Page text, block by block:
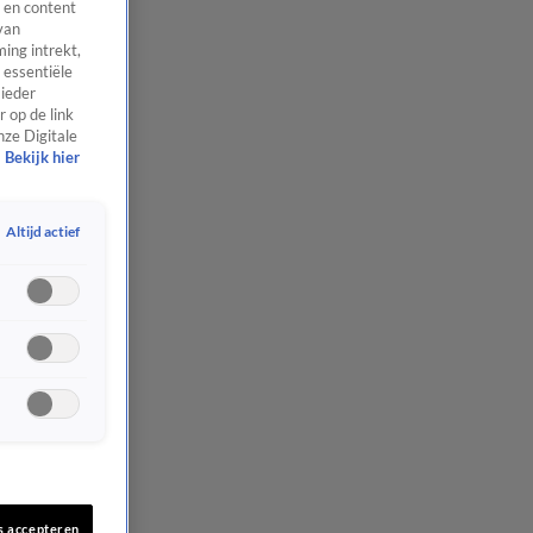
en content
intrekt,
op de link
Digitale
Bekijk hier
Altijd actief
accepteren